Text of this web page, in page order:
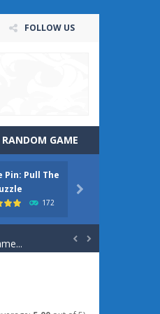
FOLLOW US
RANDOM GAME
Pin: Pull The
172

ngại...
 